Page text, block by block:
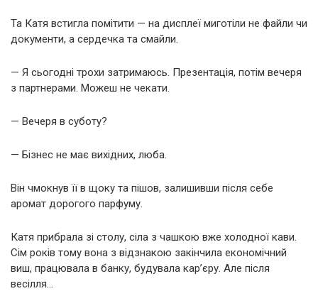
Та Катя встигла помітити — на дисплеї миготіли не файли чи
документи, а сердечка та смайли.
— Я сьогодні трохи затримаюсь. Презентація, потім вечеря
з партнерами. Можеш не чекати.
— Вечеря в суботу?
— Бізнес не має вихідних, люба.
Він чмокнув її в щоку та пішов, залишивши після себе
аромат дорогого парфуму.
Катя прибрала зі столу, сіла з чашкою вже холодної кави.
Сім років тому вона з відзнакою закінчила економічний
виш, працювала в банку, будувала кар’єру. Але після
весілля…